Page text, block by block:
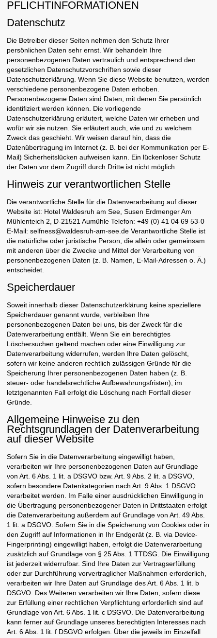
PFLICHT­INFORMATIONEN
Datenschutz
Die Betreiber dieser Seiten nehmen den Schutz Ihrer
persönlichen Daten sehr ernst. Wir behandeln Ihre
personenbezogenen Daten vertraulich und entsprechend den
gesetzlichen Datenschutzvorschriften sowie dieser
Datenschutzerklärung. Wenn Sie diese Website benutzen, werden
verschiedene personenbezogene Daten erhoben.
Personenbezogene Daten sind Daten, mit denen Sie persönlich
identifiziert werden können. Die vorliegende
Datenschutzerklärung erläutert, welche Daten wir erheben und
wofür wir sie nutzen. Sie erläutert auch, wie und zu welchem
Zweck das geschieht. Wir weisen darauf hin, dass die
Datenübertragung im Internet (z. B. bei der Kommunikation per E-
Mail) Sicherheitslücken aufweisen kann. Ein lückenloser Schutz
der Daten vor dem Zugriff durch Dritte ist nicht möglich.
Hinweis zur verantwortlichen Stelle
Die verantwortliche Stelle für die Datenverarbeitung auf dieser
Website ist: Hotel Waldesruh am See, Susen Erdmenger Am
Mühlenteich 2, D-21521 Aumühle Telefon: +49 (0) 41 04 69 53-0
E-Mail: selfness@waldesruh-am-see.de Verantwortliche Stelle ist
die natürliche oder juristische Person, die allein oder gemeinsam
mit anderen über die Zwecke und Mittel der Verarbeitung von
personenbezogenen Daten (z. B. Namen, E-Mail-Adressen o. Ä.)
entscheidet.
Speicherdauer
Soweit innerhalb dieser Datenschutzerklärung keine speziellere
Speicherdauer genannt wurde, verbleiben Ihre
personenbezogenen Daten bei uns, bis der Zweck für die
Datenverarbeitung entfällt. Wenn Sie ein berechtigtes
Löschersuchen geltend machen oder eine Einwilligung zur
Datenverarbeitung widerrufen, werden Ihre Daten gelöscht,
sofern wir keine anderen rechtlich zulässigen Gründe für die
Speicherung Ihrer personenbezogenen Daten haben (z. B.
steuer- oder handelsrechtliche Aufbewahrungsfristen); im
letztgenannten Fall erfolgt die Löschung nach Fortfall dieser
Gründe.
Allgemeine Hinweise zu den
Rechtsgrundlagen der Datenverarbeitung
auf dieser Website
Sofern Sie in die Datenverarbeitung eingewilligt haben,
verarbeiten wir Ihre personenbezogenen Daten auf Grundlage
von Art. 6 Abs. 1 lit. a DSGVO bzw. Art. 9 Abs. 2 lit. a DSGVO,
sofern besondere Datenkategorien nach Art. 9 Abs. 1 DSGVO
verarbeitet werden. Im Falle einer ausdrücklichen Einwilligung in
die Übertragung personenbezogener Daten in Drittstaaten erfolgt
die Datenverarbeitung außerdem auf Grundlage von Art. 49 Abs.
1 lit. a DSGVO. Sofern Sie in die Speicherung von Cookies oder in
den Zugriff auf Informationen in Ihr Endgerät (z. B. via Device-
Fingerprinting) eingewilligt haben, erfolgt die Datenverarbeitung
zusätzlich auf Grundlage von § 25 Abs. 1 TTDSG. Die Einwilligung
ist jederzeit widerrufbar. Sind Ihre Daten zur Vertragserfüllung
oder zur Durchführung vorvertraglicher Maßnahmen erforderlich,
verarbeiten wir Ihre Daten auf Grundlage des Art. 6 Abs. 1 lit. b
DSGVO. Des Weiteren verarbeiten wir Ihre Daten, sofern diese
zur Erfüllung einer rechtlichen Verpflichtung erforderlich sind auf
Grundlage von Art. 6 Abs. 1 lit. c DSGVO. Die Datenverarbeitung
kann ferner auf Grundlage unseres berechtigten Interesses nach
Art. 6 Abs. 1 lit. f DSGVO erfolgen. Über die jeweils im Einzelfall